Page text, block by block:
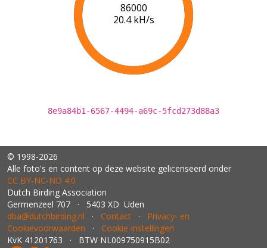
86000
20.4 kH/s
8e9a84b1-6567-4494-a69c-5fcd273d88a3
© 1998-2026
Alle foto's en content op deze website gelicenseerd onder
CC BY‑NC‑ND 4.0
Dutch Birding Association
Germenzeel 707 · 5403 XD Uden
dba@dutchbirding.nl · Contact · Privacy- en
Cookievoorwaarden · Cookie-instellingen
KvK 41201763 · BTW NL009750915B02